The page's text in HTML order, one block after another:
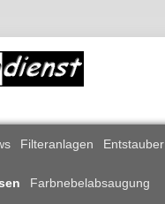
Filteranlagen Entstauber
Farbnebelabsaugung